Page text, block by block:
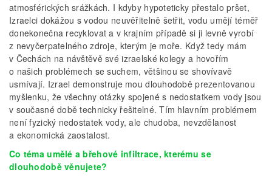
atmosférických srážkách. I kdyby hypoteticky přestalo pršet,
Izraelci dokážou s vodou neuvěřitelně šetřit, vodu umějí téměř
donekonečna recyklovat a v krajním případě si ji levně vyrobí
z nevyčerpatelného zdroje, kterým je moře. Když tedy mám
v Čechách na návštěvě své izraelské kolegy a hovořím
o našich problémech se suchem, většinou se shovívavě
usmívají. Izrael demonstruje mou dlouhodobě prezentovanou
myšlenku, že všechny otázky spojené s nedostatkem vody jsou
v současné době technicky řešitelné. Tím hlavním problémem
není fyzický nedostatek vody, ale chudoba, nevzdělanost
a ekonomická zaostalost.
Co téma umělé a břehové infiltrace, kterému se
dlouhodobě věnujete?